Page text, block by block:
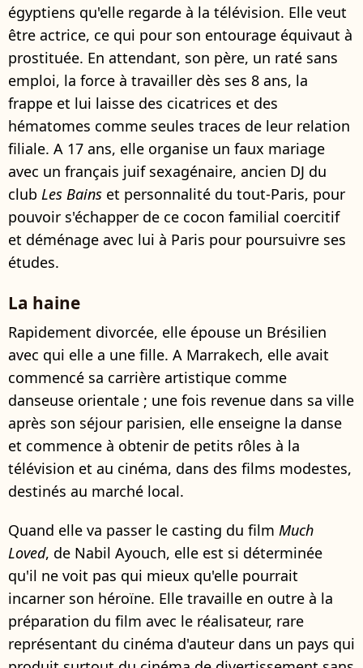
égyptiens qu'elle regarde à la télévision. Elle veut
être actrice, ce qui pour son entourage équivaut à
prostituée. En attendant, son père, un raté sans
emploi, la force à travailler dès ses 8 ans, la
frappe et lui laisse des cicatrices et des
hématomes comme seules traces de leur relation
filiale. A 17 ans, elle organise un faux mariage
avec un français juif sexagénaire, ancien DJ du
club Les Bains et personnalité du tout-Paris, pour
pouvoir s'échapper de ce cocon familial coercitif
et déménage avec lui à Paris pour poursuivre ses
études.
La haine
Rapidement divorcée, elle épouse un Brésilien
avec qui elle a une fille. A Marrakech, elle avait
commencé sa carrière artistique comme
danseuse orientale ; une fois revenue dans sa ville
après son séjour parisien, elle enseigne la danse
et commence à obtenir de petits rôles à la
télévision et au cinéma, dans des films modestes,
destinés au marché local.
Quand elle va passer le casting du film Much
Loved, de Nabil Ayouch, elle est si déterminée
qu'il ne voit pas qui mieux qu'elle pourrait
incarner son héroïne. Elle travaille en outre à la
préparation du film avec le réalisateur, rare
représentant du cinéma d'auteur dans un pays qui